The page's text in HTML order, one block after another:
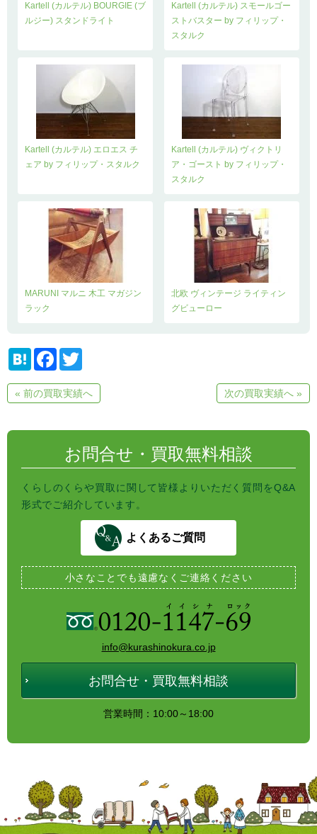
Kartell (カルテル) BOURGIE (ブ
ルジー) スタンドライト
Kartell (カルテル) スモールゴー
ストバスター by フィリップ・
スタルク
Kartell (カルテル) エロエス チ
ェア by フィリップ・スタルク
Kartell (カルテル) ヴィクトリ
ア・ゴースト by フィリップ・
スタルク
MARUNI マルニ 木工 マガジン
ラック
北欧 ヴィンテージ ライティン
グビューロー
H
e
n
F
e
b
k
t
t
« 前の買取実績へ 次の買取実績へ »
お問合せ・買取無料相談
くらしのくらや買取に関して皆様よりいただく質問をQ&A
形式でご紹介しています。
よくあるご質問
小さなことでも遠慮なくご連絡ください
info@kurashinokura.co.jp
お問合せ・買取無料相談
営業時間：10:00～18:00